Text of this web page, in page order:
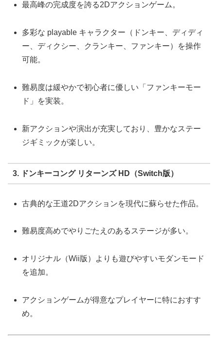
最高峰の完成度を誇る2Dアクションゲーム。
多彩な playable キャラクター（ドンキー、ディディ
ー、ディクシー、クランキー、ファンキー）を操作
可能。
難易度は緩やかで初心者に優しい「ファンキーモー
ド」を実装。
新アクションや演出が充実しており、豊かなステー
ジギミックが楽しい。
3. ドンキーコング リターンズ HD（Switch版）
古典的な王道2Dアクションを現代に蘇らせた作品。
難易度高めでやりごたえのあるステージが多い。
オリジナル（Wii版）よりも遊びやすいモダンモード
を追加。
アクションゲームが得意なプレイヤーに特におすす
め。